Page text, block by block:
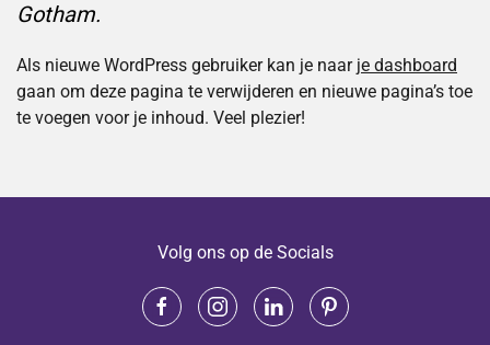
Gotham.
Als nieuwe WordPress gebruiker kan je naar je dashboard
gaan om deze pagina te verwijderen en nieuwe pagina’s toe
te voegen voor je inhoud. Veel plezier!
Volg ons op de Socials